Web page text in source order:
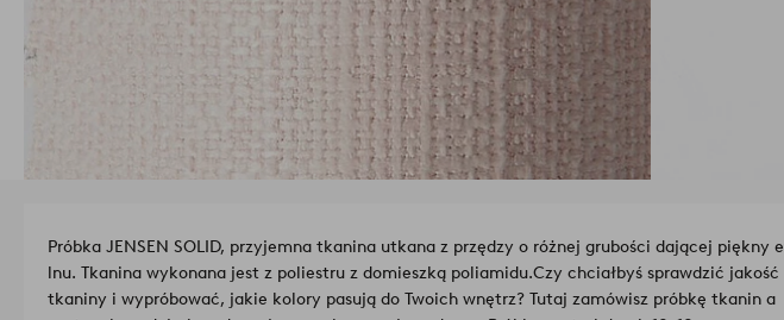
Próbka JENSEN SOLID, przyjemna tkanina utkana z przędzy o różnej grubości dającej piękny
lnu. Tkanina wykonana jest z poliestru z domieszką poliamidu.Czy chciałbyś sprawdzić jakość
tkaniny i wypróbować, jakie kolory pasują do Twoich wnętrz? Tutaj zamówisz próbkę tkanin a